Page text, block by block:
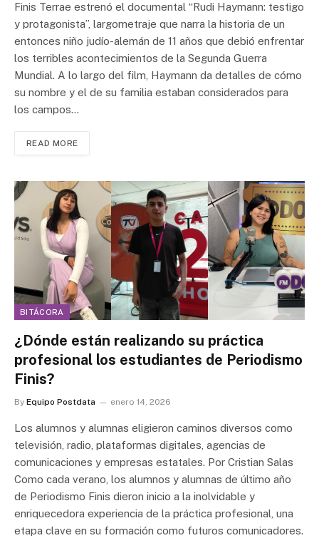
Finis Terrae estrenó el documental “Rudi Haymann: testigo
y protagonista”, largometraje que narra la historia de un
entonces niño judío-alemán de 11 años que debió enfrentar
los terribles acontecimientos de la Segunda Guerra
Mundial. A lo largo del film, Haymann da detalles de cómo
su nombre y el de su familia estaban considerados para
los campos…
READ MORE
BITÁCORA
¿Dónde están realizando su práctica
profesional los estudiantes de Periodismo
Finis?
By Equipo Postdata enero 14, 2026
Los alumnos y alumnas eligieron caminos diversos como
televisión, radio, plataformas digitales, agencias de
comunicaciones y empresas estatales. Por Cristian Salas
Como cada verano, los alumnos y alumnas de último año
de Periodismo Finis dieron inicio a la inolvidable y
enriquecedora experiencia de la práctica profesional, una
etapa clave en su formación como futuros comunicadores.